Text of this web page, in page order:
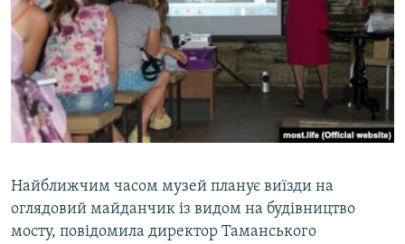
Усі сайти RFE/RL
Найближчим часом музей планує виїзди на
оглядовий майданчик із видом на будівництво
мосту, повідомила директор Таманського